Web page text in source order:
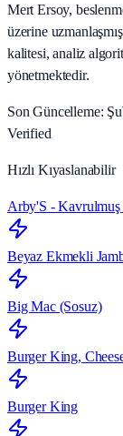
Mert Ersoy,
üzerine
kalitesi, analiz
yönetmektedir.
Son Güncelleme:
Verified
Hızlı Kıyaslanabilir
Arby'S -
Beyaz Ekmekli
Big Mac (Sosuz)
Burger King,
Burger King